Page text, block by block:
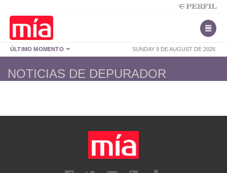
SUNDAY 9 DE AUGUST DE 2026
ÚLTIMO MOMENTO
NOTICIAS DE DEPURADOR